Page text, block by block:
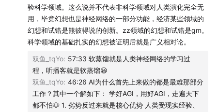
而对于那些离经叛道的微小片刻，还请允许我们小疯一
OUTLINE:
00:02:41两个Shunyu Yao
验科学领域。这么说并不代表非科学领域对人类演化完全无
用，毕竟幻想也是神经网络的一部分功能，经济某些领域的
幻想和试错是熊彼得说的创新。zz领域的幻想和试错是gm。
科学领域的基础扎实的幻想被证明后就是广义相对论。
双鱼_tqYo: 57:33 软蒸馏就是人类神经网络的学习过
程，听播客就是软蒸馏😀
双鱼_tqYo: 46:26 AI为什么首先上来做的都是最难那部分
工作？其中一个解如下： 学好AGI，用好AGI，走遍天下
都不怕🐶 1. 劣势反过来就是核心优势 人类受现实经验、